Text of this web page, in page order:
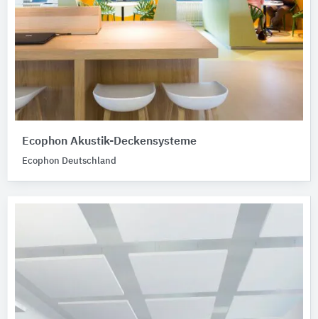
Zertifizierungen
Bitte auswählen
Mineralplatten
Unterdeckensysteme
Akustikelemente
Ecophon Akustik-Deckensysteme
Ecophon Deutschland